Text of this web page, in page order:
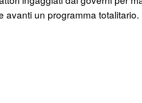
avanti un programma totalitario.